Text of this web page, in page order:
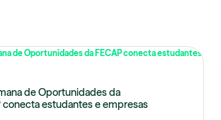
de Oportunidades da
conecta estudantes e empresas